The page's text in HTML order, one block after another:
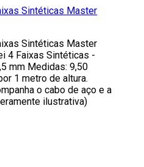
Sintéticas Master
Sintéticas Master
4 Faixas Sintéticas -
mm Medidas: 9,50
1 metro de altura.
o cabo de aço e a
ilustrativa)